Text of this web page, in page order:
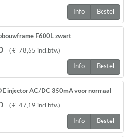
Info Bestel
F600L zwart
( € 78,65 incl.btw)
Info Bestel
injector AC/DC 350mA voor normaal
( € 47,19 incl.btw)
Info Bestel